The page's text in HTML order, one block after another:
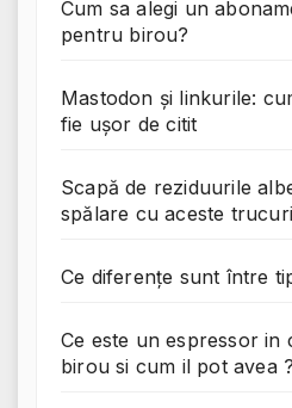
Cum sa alegi un
pentru birou?
Mastodon și linkurile:
fie ușor de citit
Scapă de reziduurile
spălare cu aceste trucuri
Ce diferențe sunt între
Ce este un espressor in
birou si cum il pot avea ?